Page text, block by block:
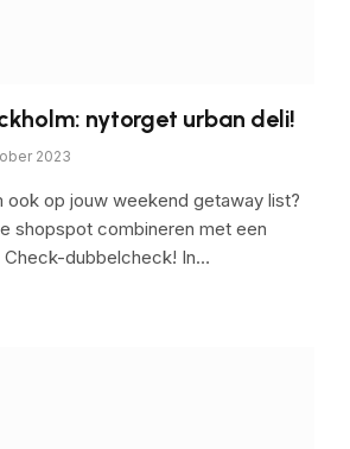
nytorget urban deli!
2023
ook op jouw weekend getaway list?
shopspot combineren met een
Check-dubbelcheck! In…